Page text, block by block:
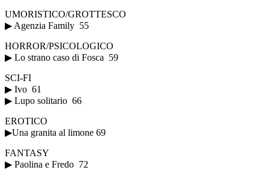
UMORISTICO/GROTTESCO
▶ Agenzia Family 55
HORROR/PSICOLOGICO
▶ Lo strano caso di Fosca 59
SCI-FI
▶ Ivo 61
▶ Lupo solitario 66
EROTICO
▶Una granita al limone 69
FANTASY
▶ Paolina e Fredo 72